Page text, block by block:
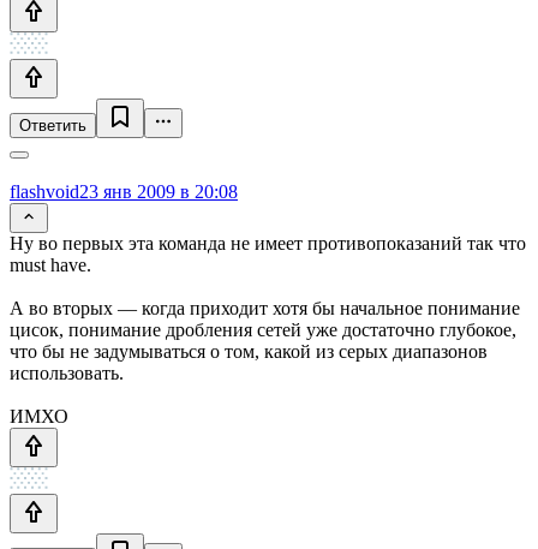
Ответить
flashvoid23 янв 2009 в 20:08
Ну во первых эта команда не имеет противопоказаний так что
must have.
А во вторых — когда приходит хотя бы начальное понимание
цисок, понимание дробления сетей уже достаточно глубокое,
что бы не задумываться о том, какой из серых диапазонов
использовать.
ИМХО